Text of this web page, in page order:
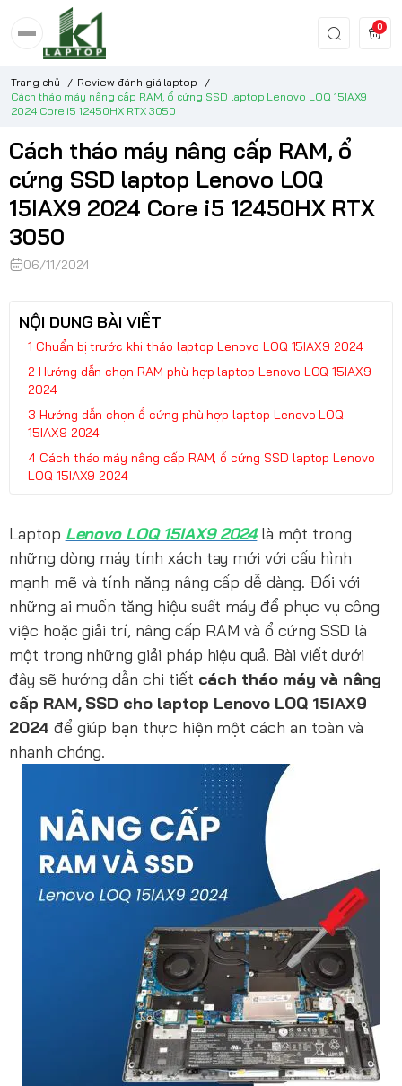
0
Trang chủ / Review đánh giá laptop
/
Cách tháo máy nâng cấp RAM, ổ cứng SSD laptop Lenovo LOQ 15IAX9
2024 Core i5 12450HX RTX 3050
Cách tháo máy nâng cấp RAM, ổ
cứng SSD laptop Lenovo LOQ
15IAX9 2024 Core i5 12450HX RTX
3050
06/11/2024
NỘI DUNG BÀI VIẾT
Chuẩn bị trước khi tháo laptop Lenovo LOQ 15IAX9 2024
Hướng dẫn chọn RAM phù hợp laptop Lenovo LOQ 15IAX9
2024
Hướng dẫn chọn ổ cứng phù hợp laptop Lenovo LOQ
15IAX9 2024
Cách tháo máy nâng cấp RAM, ổ cứng SSD laptop Lenovo
LOQ 15IAX9 2024
Laptop Lenovo LOQ 15IAX9 2024là một trong
những dòng máy tính xách tay mới với cấu hình
mạnh mẽ và tính năng nâng cấp dễ dàng. Đối với
những ai muốn tăng hiệu suất máy để phục vụ công
việc hoặc giải trí, nâng cấp RAM và ổ cứng SSD là
một trong những giải pháp hiệu quả. Bài viết dưới
đây sẽ hướng dẫn chi tiết cách tháo máy và nâng
cấp RAM, SSD cho laptop Lenovo LOQ 15IAX9
2024 để giúp bạn thực hiện một cách an toàn và
nhanh chóng.